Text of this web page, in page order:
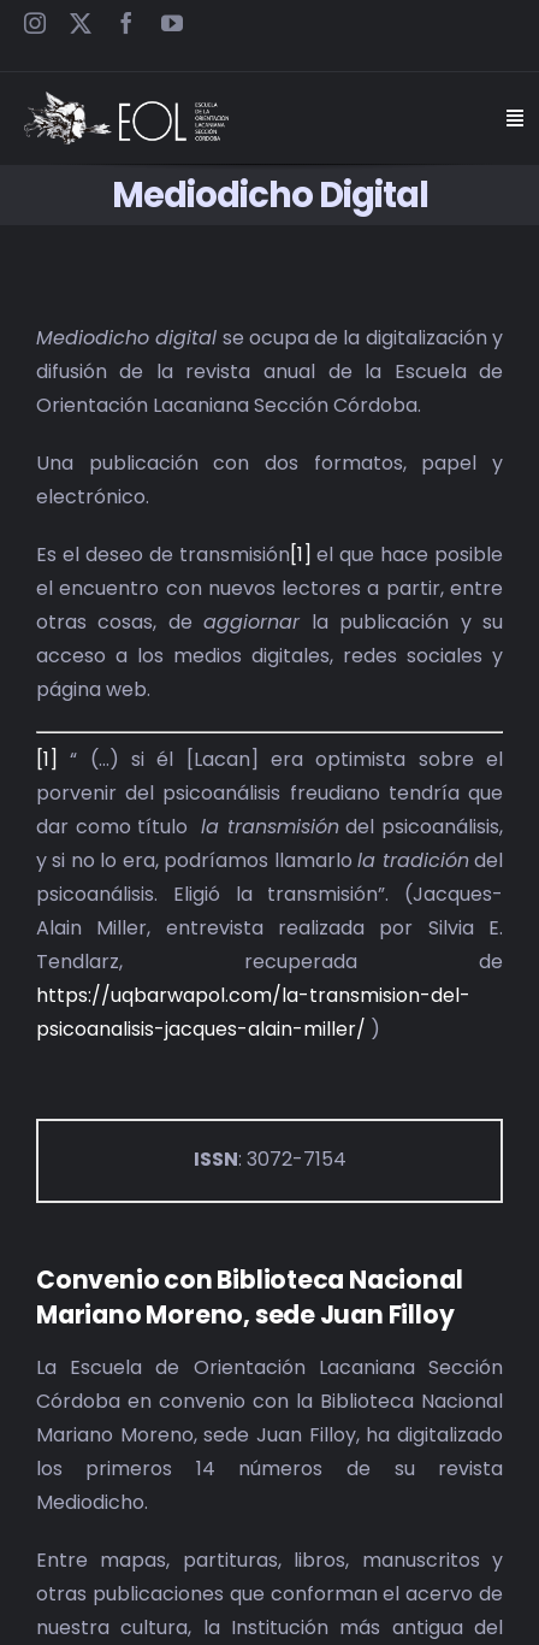
Saltar
SEMINARIOS
CARTELES
BIBLIOTECA
RED EOL
ACTUALIDAD
CONTACTO
Mediodicho Digital
Mediodicho digital se ocupa de la digitalización y
difusión de la revista anual de la Escuela de
Orientación Lacaniana Sección Córdoba.
Una publicación con dos formatos, papel y
electrónico.
Es el deseo de transmisión[1] el que hace posible
el encuentro con nuevos lectores a partir, entre
otras cosas, deaggiornarla publicación y su
acceso a los medios digitales, redes sociales y
página web.
[1] “ (…) si él [Lacan] era optimista sobre el
porvenir del psicoanálisis freudiano tendría que
dar como títulola transmisióndel psicoanálisis,
y si no lo era, podríamos llamarlola tradicióndel
psicoanálisis. Eligió la transmisión”. (Jacques-
Alain Miller, entrevista realizada por Silvia E.
Tendlarz, recuperada de
https://uqbarwapol.com/la-transmision-del-
psicoanalisis-jacques-alain-miller/ )
ISSN: 3072-7154
Convenio con Biblioteca Nacional
Mariano Moreno, sede Juan Filloy
La Escuela de Orientación Lacaniana Sección
Córdoba en convenio con la Biblioteca Nacional
Mariano Moreno, sede Juan Filloy, ha digitalizado
los primeros 14 números de su revista
Mediodicho.
Entre mapas, partituras, libros, manuscritos y
otras publicaciones que conforman el acervo de
nuestra cultura, la Institución más antigua del